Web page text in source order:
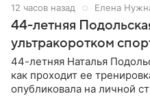
12 часов назад Елена
44-летняя
ультракоротком
44-летняя Наталья
как проходит ее
опубликовала на личной